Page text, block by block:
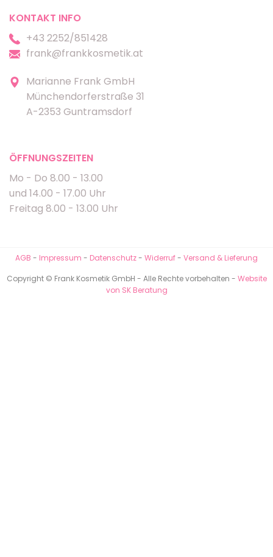
KONTAKT INFO
+43 2252/851428
frank@frankkosmetik.at
Marianne Frank GmbH
Münchendorferstraße 31
A-2353 Guntramsdorf
ÖFFNUNGSZEITEN
Mo - Do 8.00 - 13.00
und 14.00 - 17.00 Uhr
Freitag 8.00 - 13.00 Uhr
AGB - Impressum - Datenschutz- Widerruf- Versand & Lieferung
Copyright © Frank Kosmetik GmbH - Alle Rechte vorbehalten - Website
von SK Beratung